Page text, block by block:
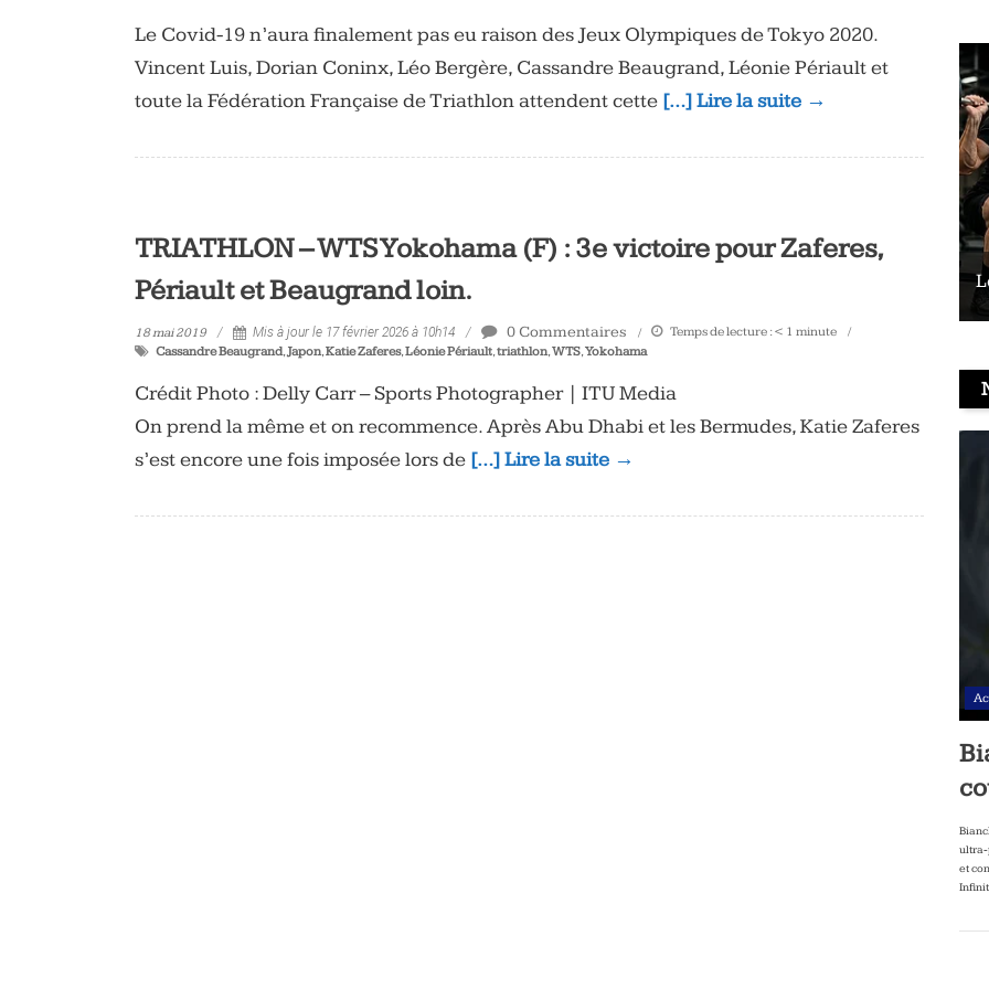
Le Covid-19 n’aura finalement pas eu raison des Jeux Olympiques de Tokyo 2020.
Vincent Luis, Dorian Coninx, Léo Bergère, Cassandre Beaugrand, Léonie Périault et
toute la Fédération Française de Triathlon attendent cette […] Lire la suite →
TRIATHLON – WTS Yokohama (F) : 3e victoire pour Zaferes,
Périault et Beaugrand loin.
18 mai 2019 Mis à jour le 17 février 2026 à 10h14 0 Commentaires Temps de lecture : < 1 minute
Cassandre Beaugrand,Japon,Katie Zaferes,Léonie Périault,triathlon,WTS,Yokohama
Crédit Photo : Delly Carr – Sports Photographer | ITU Media
On prend la même et on recommence. Après Abu Dhabi et les Bermudes, Katie Zaferes
s’est encore une fois imposée lors de […] Lire la suite →
et